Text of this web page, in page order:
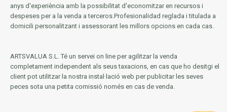
anys d'experiència amb la possibilitat d'economitzar en recursos i
despeses per a la venda a terceros.Profesionalidad reglada i titulada a
domicili personalitzant i assessorant les millors opcions en cada cas.
ARTSVALUA S.L. Té un servei on line per agilitzar la venda
completament independent als seus taxacions, en cas que ho desitgi el
client pot utilitzar la nostra instal·lació web per publicitar les seves
peces sota una petita comissió només en cas de venda.